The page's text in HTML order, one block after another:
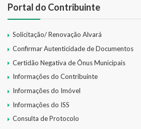
Portal do Contribuinte
Solicitação/ Renovação Alvará
Confirmar Autenticidade de Documentos
Certidão Negativa de Ônus Municipais
Informações do Contribuinte
Informações do Imóvel
Informações do ISS
Consulta de Protocolo